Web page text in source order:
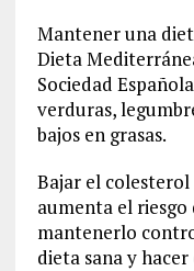
Mantener una
Dieta
Sociedad
verduras,
bajos en grasas.
Bajar el
aumenta el
mantenerlo
dieta sana y hacer